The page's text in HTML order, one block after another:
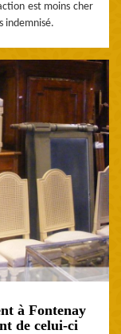
est moins cher
indemnisé.
à Fontenay
de celui-ci